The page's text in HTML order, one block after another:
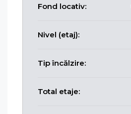
Fond locativ:
Nivel (etaj):
Tip încălzire:
Total etaje: